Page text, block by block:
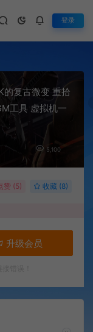
登录
复古微变 重拾
工具 虚拟机一
5,100
赞 (5) 收藏 (8)
升级会员